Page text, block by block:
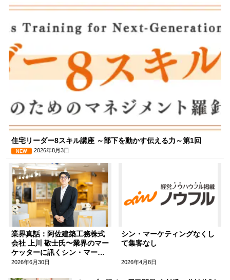
住宅リーダー8スキル講座 ～部下を動かす伝える力～第1回
NEW 2026年8月3日
業界真話：阿佐建築工務株式
会社 上川 敬士氏〜業界のマー
ケッターに訊くシン・マーケ
ティングへの挑戦〜
2026年6月30日
シン・マーケティングなくし
て集客なし
2026年4月8日